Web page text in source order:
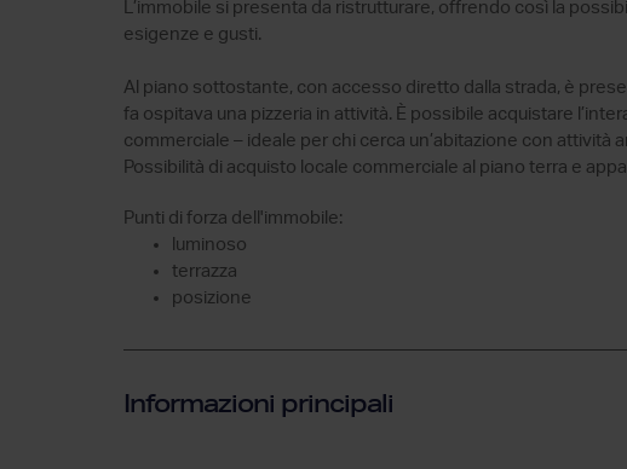
L’immobile si presenta da ristrutturare, offrendo così la
esigenze e gusti.
Al piano sottostante, con accesso diretto dalla strada, è
fa ospitava una pizzeria in attività. È possibile acquistare
commerciale – ideale per chi cerca un’abitazione con attività
Possibilità di acquisto locale commerciale al piano terra e
Punti di forza dell'immobile:
luminoso
terrazza
posizione
Informazioni principali